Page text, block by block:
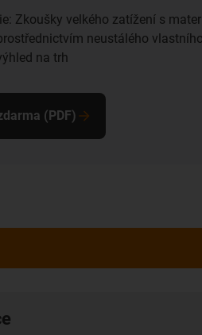
Zkoušky velkého zatížení s
neustálého
na trh
(PDF)